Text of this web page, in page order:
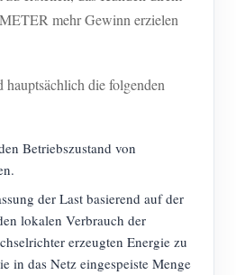
mehr Gewinn erzielen
die folgenden
Betriebszustand von
der Last basierend auf der
lokalen Verbrauch der
erzeugten Energie zu
in das Netz eingespeiste Menge